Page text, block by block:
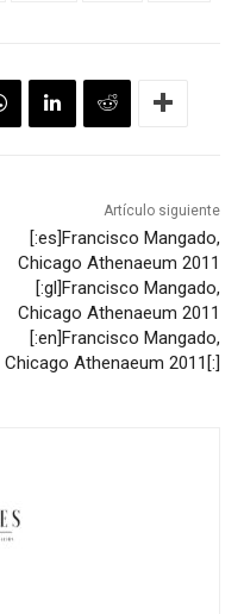
Artículo siguiente
[:es]Francisco Mangado,
Chicago Athenaeum 2011
[:gl]Francisco Mangado,
Chicago Athenaeum 2011
[:en]Francisco Mangado,
Chicago Athenaeum 2011[:]